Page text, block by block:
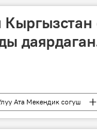
Ата Мекендик согуш
Улуу Ата Мекендик